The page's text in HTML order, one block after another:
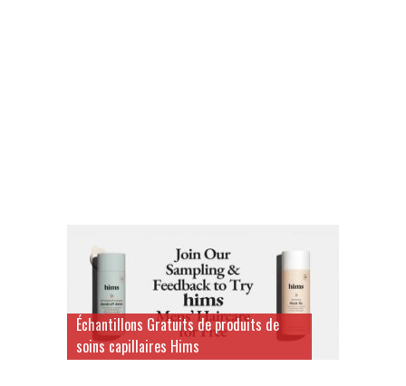
Échantillons Gratuits de produits de
soins capillaires Hims